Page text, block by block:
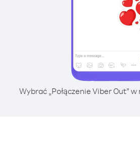
Wybrać „Połączenie Viber Out”